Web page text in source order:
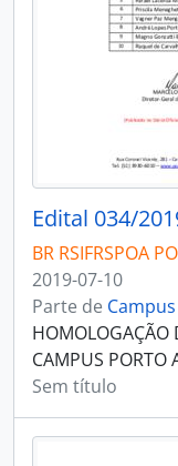
Edital 034/
BR RSIFRSPOA
2019-07-10
Parte de
HOMOLOGAÇÃO
CAMPUS PORTO
Sem título